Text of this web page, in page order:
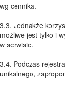
wg cennika.
3.3. Jednakże
możliwe jest tylko i
w serwisie.
3.4. Podczas
unikalnego,